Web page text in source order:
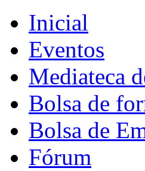
Inicial
Eventos
Mediateca
Bolsa de
Bolsa de
Fórum